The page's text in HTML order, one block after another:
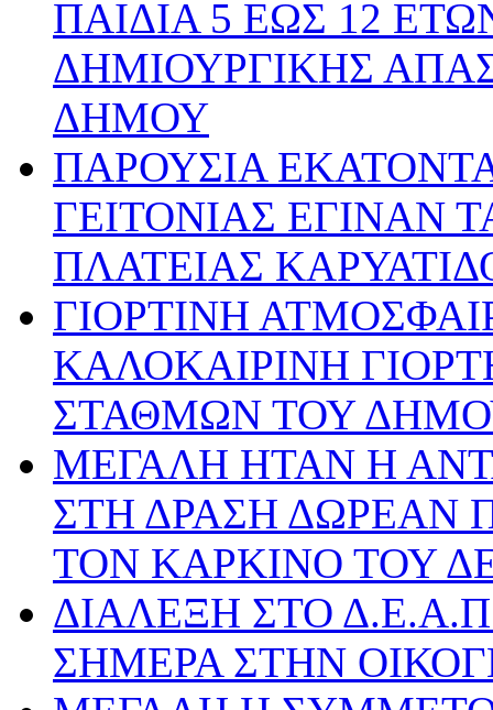
ΠΑΙΔΙΑ 5 ΕΩΣ 12
ΔΗΜΙΟΥΡΓΙΚΗΣ
ΔΗΜΟΥ
ΠΑΡΟΥΣΙΑ
ΓΕΙΤΟΝΙΑΣ ΕΓΙΝΑΝ
ΠΛΑΤΕΙΑΣ
ΓΙΟΡΤΙΝΗ
ΚΑΛΟΚΑΙΡΙΝΗ
ΣΤΑΘΜΩΝ ΤΟΥ
ΜΕΓΑΛΗ ΗΤΑΝ Η
ΣΤΗ ΔΡΑΣΗ ΔΩΡΕΑΝ
ΤΟΝ ΚΑΡΚΙΝΟ ΤΟΥ
ΔΙΑΛΕΞΗ ΣΤΟ
ΣΗΜΕΡΑ ΣΤΗΝ